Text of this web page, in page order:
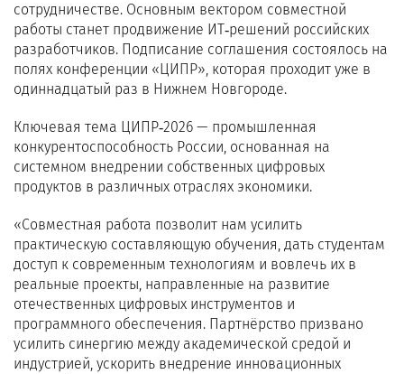
сотрудничестве. Основным вектором совместной
работы станет продвижение ИТ‑решений российских
разработчиков. Подписание соглашения состоялось на
полях конференции «ЦИПР», которая проходит уже в
одиннадцатый раз в Нижнем Новгороде.
Ключевая тема ЦИПР‑2026 — промышленная
конкурентоспособность России, основанная на
системном внедрении собственных цифровых
продуктов в различных отраслях экономики.
«Совместная работа позволит нам усилить
практическую составляющую обучения, дать студентам
доступ к современным технологиям и вовлечь их в
реальные проекты, направленные на развитие
отечественных цифровых инструментов и
программного обеспечения. Партнёрство призвано
усилить синергию между академической средой и
индустрией, ускорить внедрение инновационных